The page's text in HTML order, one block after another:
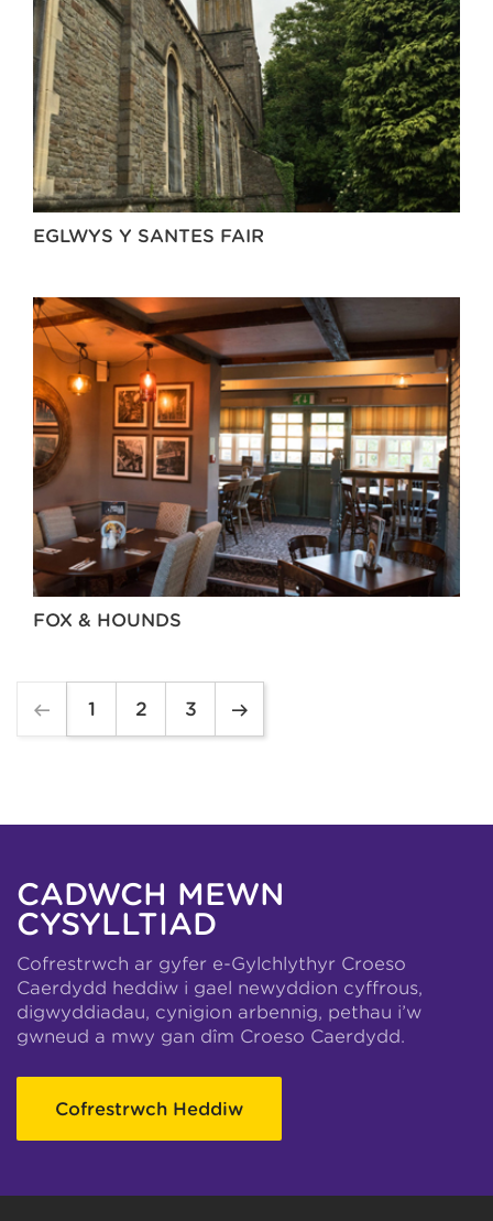
EGLWYS Y SANTES FAIR
FOX & HOUNDS
1 2 3
CADWCH MEWN
CYSYLLTIAD
Cofrestrwch ar gyfer e-Gylchlythyr Croeso
Caerdydd heddiw i gael newyddion cyffrous,
digwyddiadau, cynigion arbennig, pethau i’w
gwneud a mwy gan dîm Croeso Caerdydd.
Cofrestrwch Heddiw